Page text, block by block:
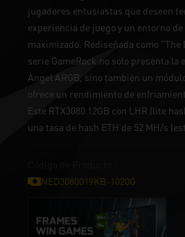
jugadores entusiastas que deseen
experiencia de juego y un entorno
maximizado. Rediseñada como "The
serie GameRock no solo presenta la
Angel ARGB, sino también un
ofrece un rendimiento de
Este RTX3080 12GB con LHR (lite
una tasa de hash ETH de 52 MH/s
NED3080019KB-1020G